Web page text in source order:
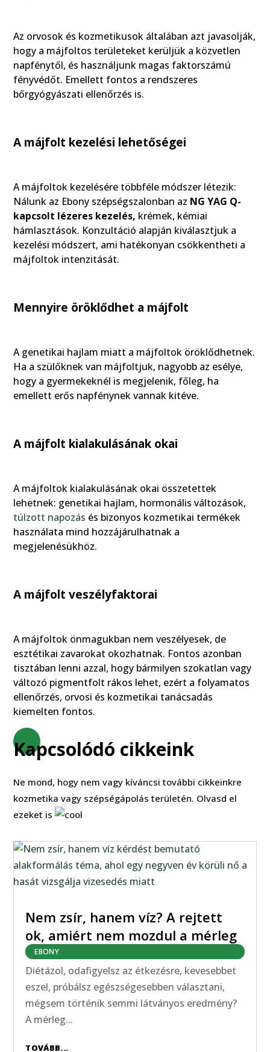
Az orvosok és kozmetikusok általában azt javasolják,
hogy a májfoltos területeket kerüljük a közvetlen
napfénytől, és használjunk magas faktorszámú
fényvédőt. Emellett fontos a rendszeres
bőrgyógyászati ellenőrzés is.
A májfolt kezelési lehetőségei
A májfoltok kezelésére többféle módszer létezik:
Nálunk az Ebony szépségszalonban az NG YAG Q-
kapcsolt lézeres kezelés, krémek, kémiai
hámlasztások. Konzultáció alapján kiválasztjuk a
kezelési módszert, ami hatékonyan csökkentheti a
májfoltok intenzitását.
Mennyire öröklődhet a májfolt
A genetikai hajlam miatt a májfoltok öröklődhetnek.
Ha a szülőknek van májfoltjuk, nagyobb az esélye,
hogy a gyermekeknél is megjelenik, főleg, ha
emellett erős napfénynek vannak kitéve.
A májfolt kialakulásának okai
A májfoltok kialakulásának okai összetettek
lehetnek: genetikai hajlam, hormonális változások,
túlzott napozás és bizonyos kozmetikai termékek
használata mind hozzájárulhatnak a
megjelenésükhöz.
A májfolt veszélyfaktorai
A májfoltok önmagukban nem veszélyesek, de
esztétikai zavarokat okozhatnak. Fontos azonban
tisztában lenni azzal, hogy bármilyen szokatlan vagy
változó pigmentfolt rákos lehet, ezért a folyamatos
ellenőrzés, orvosi és kozmetikai tanácsadás
kiemelten fontos.
Kapcsolódó cikkeink
Ne mond, hogy nem vagy kíváncsi további cikkeinkre
kozmetika vagy szépségápolás területén. Olvasd el
ezeket is
Nem zsír, hanem víz? A rejtett
ok, amiért nem mozdul a mérleg
EBONY
Diétázol, odafigyelsz az étkezésre, kevesebbet
eszel, próbálsz egészségesebben választani,
mégsem történik semmi látványos eredmény?
A mérleg...
TOVÁBB...